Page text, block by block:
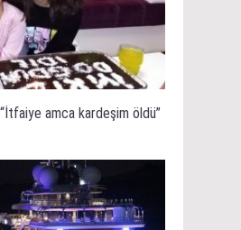
amca kardeşim öldü”